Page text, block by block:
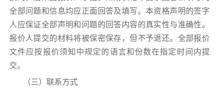
全部问题和信息均应正面回答及填写。本资格声明的签字
人应保证全部声明和问题的回答内容的真实性与准确性。
报价人提交的材料将被保密保存，但不予退还。全部报价
文件应按报价须知中规定的语言和份数在指定时间内提
交。
（三）联系方式